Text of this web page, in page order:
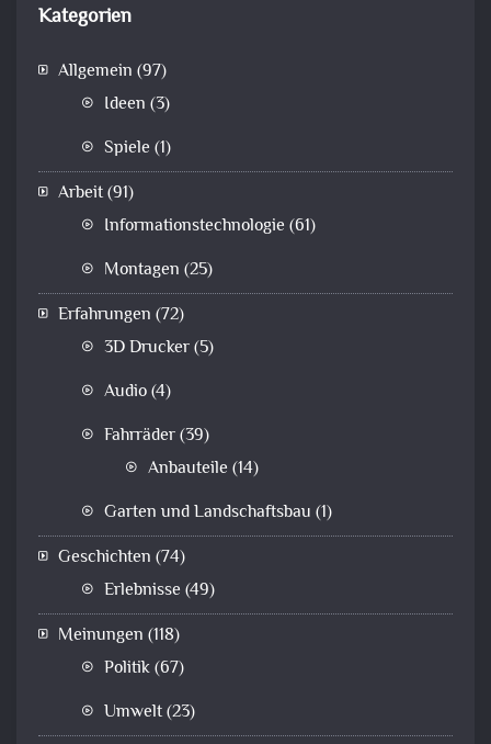
Kategorien
Allgemein (97)
Ideen (3)
Spiele (1)
Arbeit(91)
Informationstechnologie (61)
Montagen (25)
Erfahrungen (72)
3D Drucker(5)
Audio(4)
Fahrräder(39)
Anbauteile (14)
Garten und Landschaftsbau (1)
Geschichten (74)
Erlebnisse (49)
Meinungen (118)
Politik(67)
Umwelt(23)